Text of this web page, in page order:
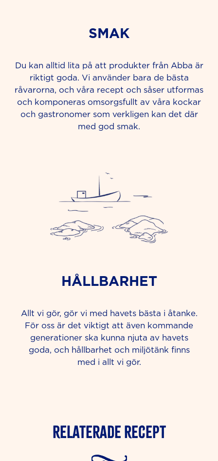
SMAK
Du kan alltid lita på att produkter från Abba är
riktigt goda. Vi använder bara de bästa
råvarorna, och våra recept och såser utformas
och komponeras omsorgsfullt av våra kockar
och gastronomer som verkligen kan det där
med god smak.
HÅLLBARHET
Allt vi gör, gör vi med havets bästa i åtanke.
För oss är det viktigt att även kommande
generationer ska kunna njuta av havets
goda, och hållbarhet och miljötänk finns
med i allt vi gör.
Relaterade Recept